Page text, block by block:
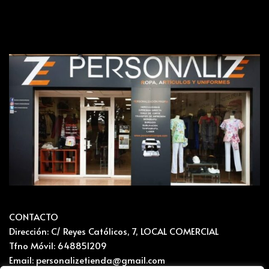
CONTACTO
Dirección: C/ Reyes Católicos, 7, LOCAL COMERCIAL
Tfno Móvil: 648851209
Email: personalizetienda@gmail.com